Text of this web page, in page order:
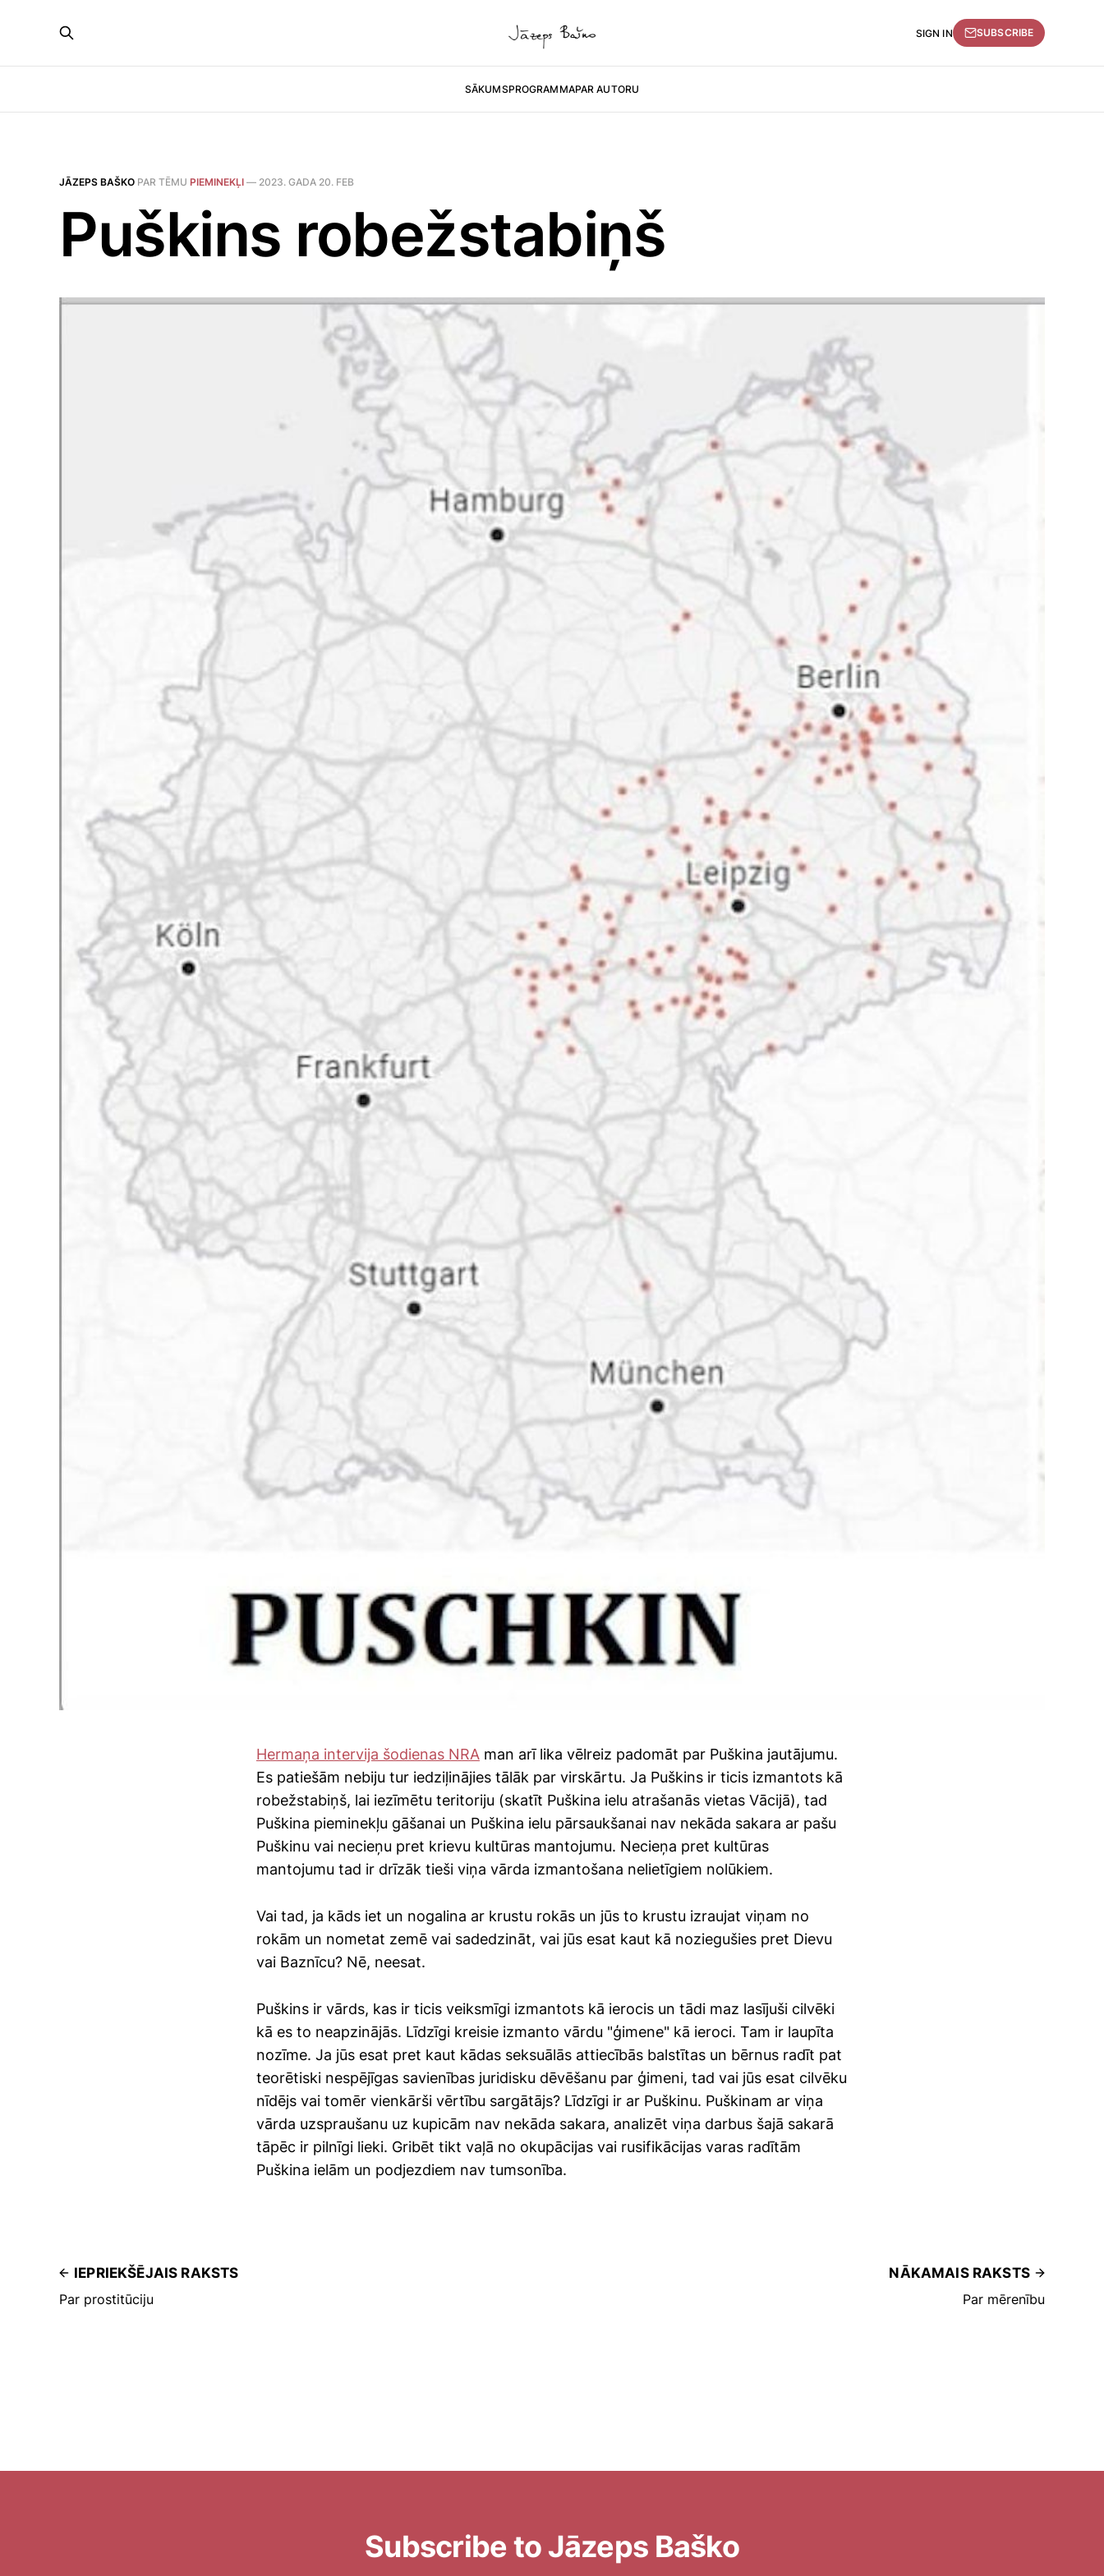
SĀKUMSPROGRAMMAPAR AUTORU
SIGN IN SUBSCRIBE
JĀZEPS BAŠKO PAR TĒMU PIEMINEKĻI — 2023. GADA 20. FEB
Puškins robežstabiņš
Hermaņa intervija šodienas NRA man arī lika vēlreiz padomāt par Puškina jautājumu.
Es patiešām nebiju tur iedziļinājies tālāk par virskārtu. Ja Puškins ir ticis izmantots kā
robežstabiņš, lai iezīmētu teritoriju (skatīt Puškina ielu atrašanās vietas Vācijā), tad
Puškina pieminekļu gāšanai un Puškina ielu pārsaukšanai nav nekāda sakara ar pašu
Puškinu vai necieņu pret krievu kultūras mantojumu. Necieņa pret kultūras
mantojumu tad ir drīzāk tieši viņa vārda izmantošana nelietīgiem nolūkiem.
Vai tad, ja kāds iet un nogalina ar krustu rokās un jūs to krustu izraujat viņam no
rokām un nometat zemē vai sadedzināt, vai jūs esat kaut kā noziegušies pret Dievu
vai Baznīcu? Nē, neesat.
Puškins ir vārds, kas ir ticis veiksmīgi izmantots kā ierocis un tādi maz lasījuši cilvēki
kā es to neapzinājās. Līdzīgi kreisie izmanto vārdu "ģimene" kā ieroci. Tam ir laupīta
nozīme. Ja jūs esat pret kaut kādas seksuālās attiecībās balstītas un bērnus radīt pat
teorētiski nespējīgas savienības juridisku dēvēšanu par ģimeni, tad vai jūs esat cilvēku
nīdējs vai tomēr vienkārši vērtību sargātājs? Līdzīgi ir ar Puškinu. Puškinam ar viņa
vārda uzspraušanu uz kupicām nav nekāda sakara, analizēt viņa darbus šajā sakarā
tāpēc ir pilnīgi lieki. Gribēt tikt vaļā no okupācijas vai rusifikācijas varas radītām
Puškina ielām un podjezdiem nav tumsonība.
IEPRIEKŠĒJAIS RAKSTS
Par prostitūciju
NĀKAMAIS RAKSTS
Par mērenību
Subscribe to Jāzeps Baško